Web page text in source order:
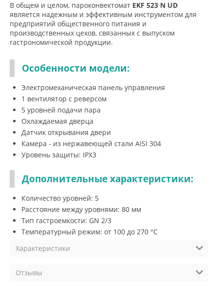
В общем и целом, пароконвектомат EKF 523 N UD
является надежным и эффективным инструментом для
предприятий общественного питания и
производственных цехов, связанных с выпуском
гастрономической продукции.
Особенности модели:
Электромеханическая панель управления
1 вентилятор с реверсом
5 уровней подачи пара
Охлаждаемая дверца
Датчик открывания двери
Камера - из нержавеющей стали AISI 304
Уровень защиты: IPX3
Дополнительные характеристики:
Количество уровней: 5
Расстояние между уровнями: 80 мм
Тип гастроемкости: GN 2/3
Температурный режим: от 100 до 270 °С
Характеристики
Отзывы